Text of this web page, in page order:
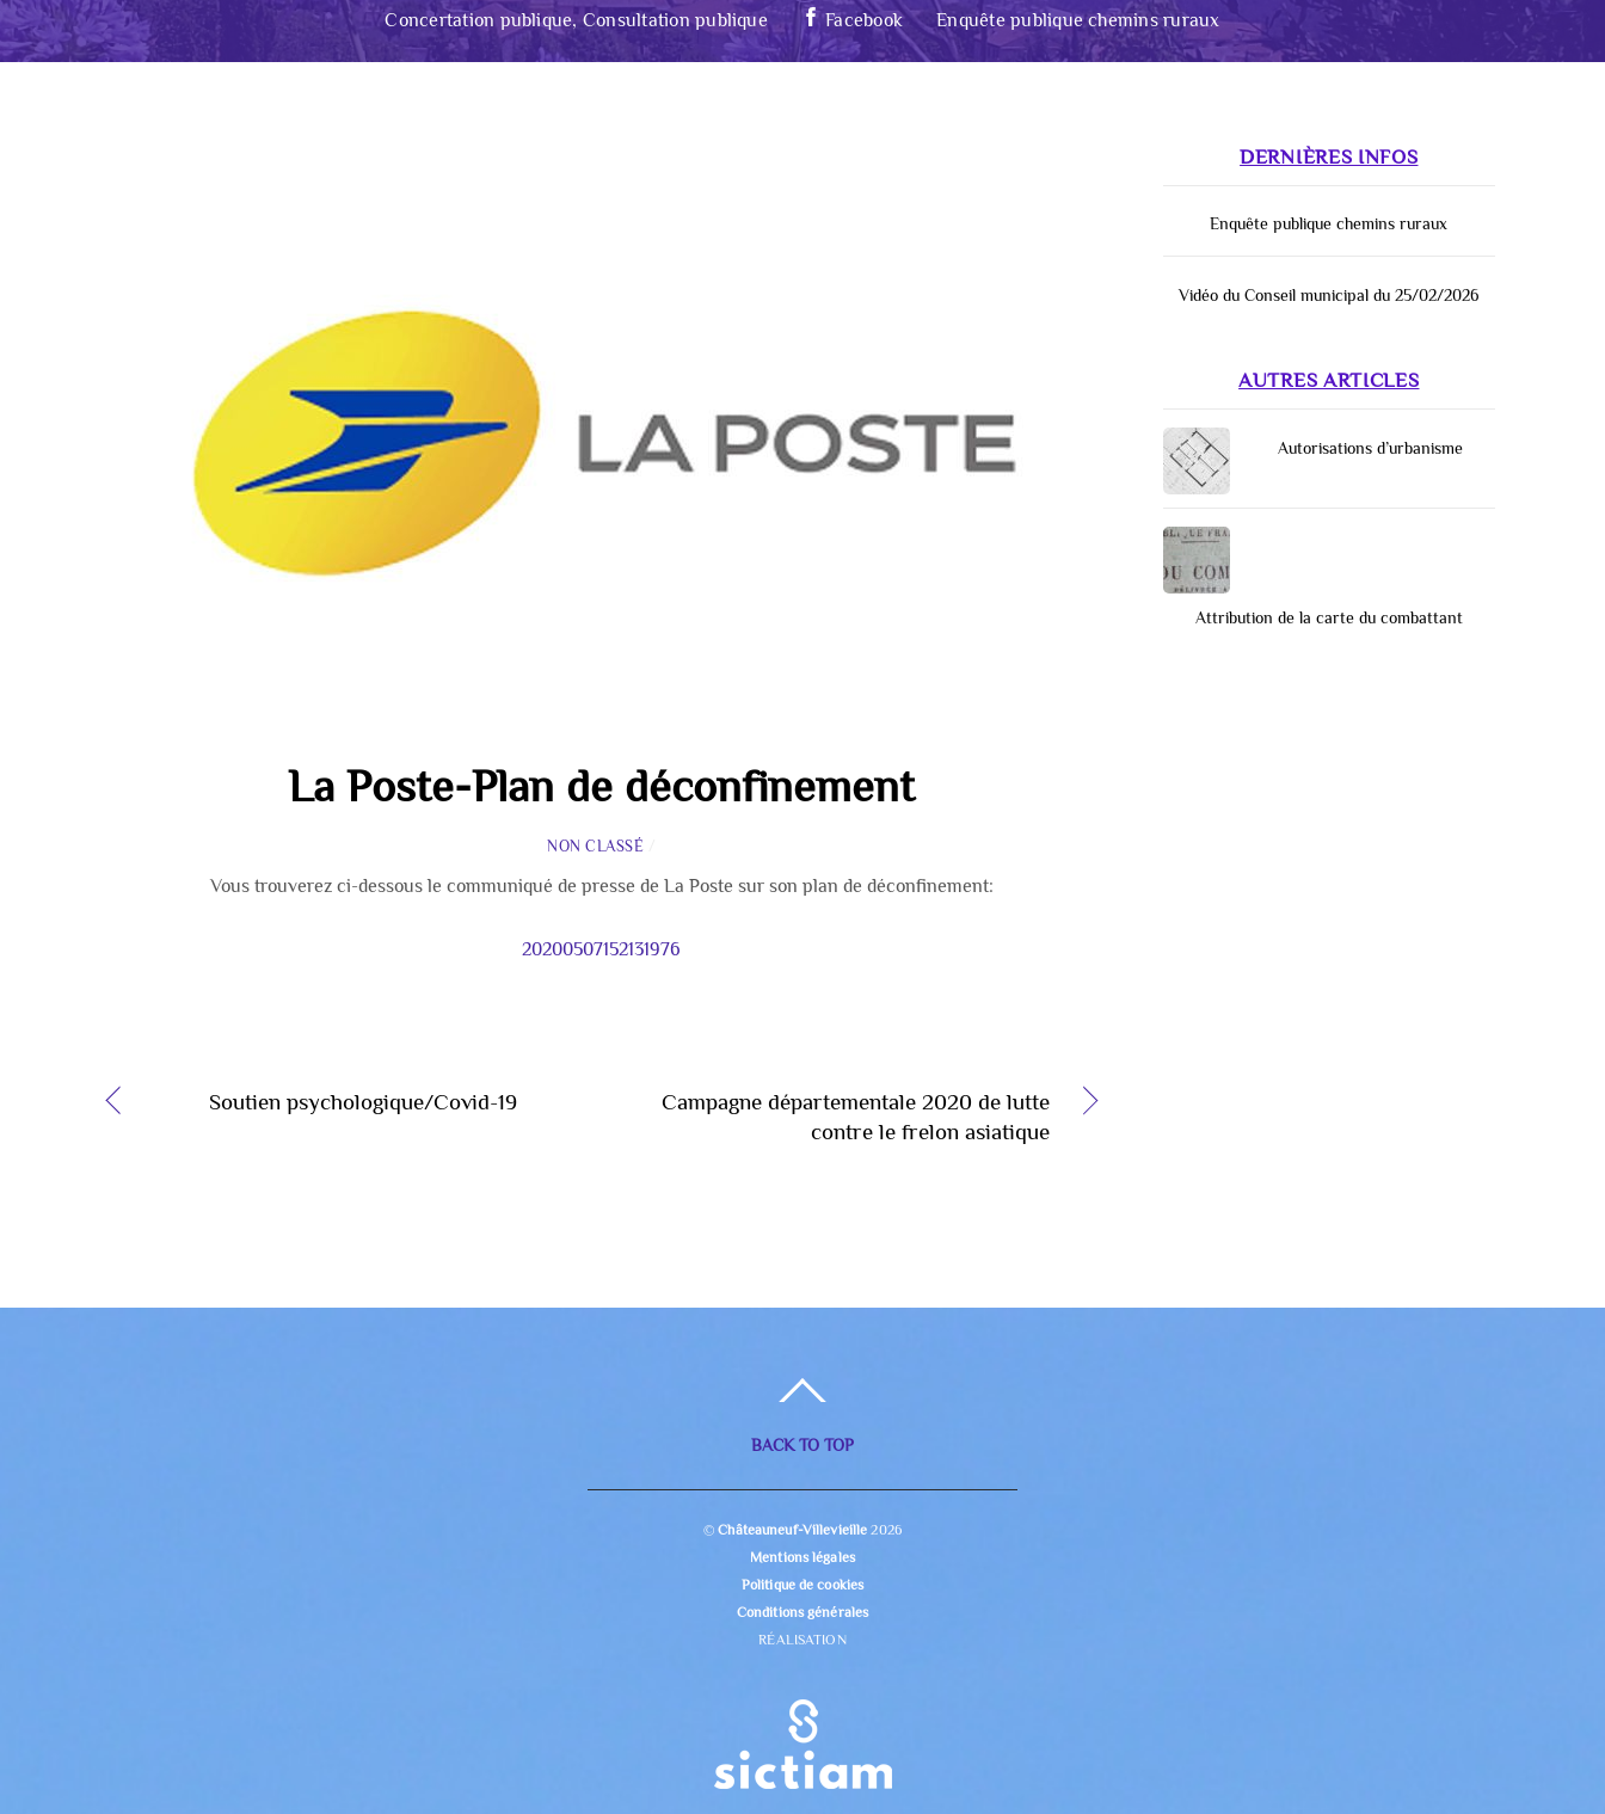
Concertation publique, Consultation publique Facebook Enquête publique chemins ruraux
La Poste-Plan de déconfinement
NON CLASSÉ
Vous trouverez ci-dessous le communiqué de presse de La Poste sur son plan de déconfinement:
20200507152131976
Soutien psychologique/Covid-19
Campagne départementale 2020 de lutte
contre le frelon asiatique
DERNIÈRES INFOS
Enquête publique chemins ruraux
Vidéo du Conseil municipal du 25/02/2026
AUTRES ARTICLES
Autorisations d’urbanisme
Attribution de la carte du combattant
BACK TO TOP
©Châteauneuf-Villevieille 2026
Mentions légales
Politique de cookies
Conditions générales
RÉALISATION